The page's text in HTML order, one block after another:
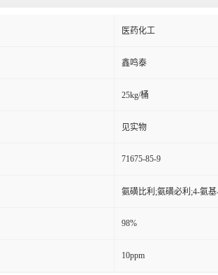
医药化工
鑫鸣泰
25kg/桶
见实物
71675-85-9
氨磺比利;氨磺必利;4-氨
98%
10ppm